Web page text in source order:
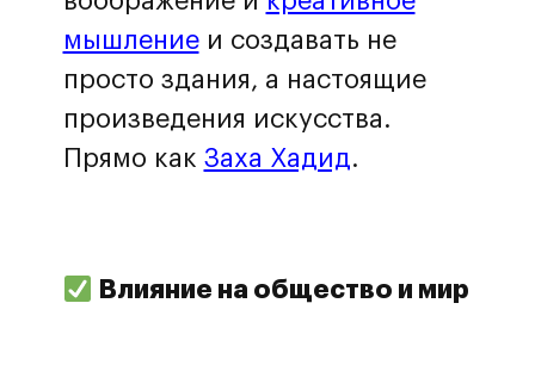
мышлениеи создавать не
просто здания, а настоящие
произведения искусства.
Прямо как Заха Хадид.
Влияние на общество и мир